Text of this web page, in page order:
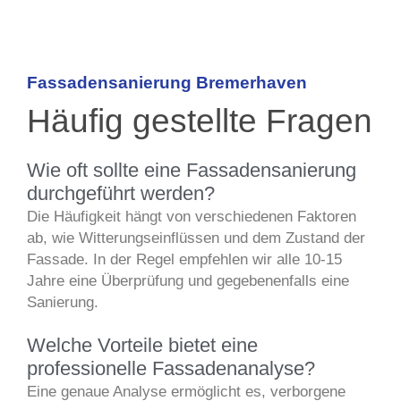
Fassadensanierung Bremerhaven
Häufig gestellte Fragen
Wie oft sollte eine Fassadensanierung
durchgeführt werden?
Die Häufigkeit hängt von verschiedenen Faktoren
ab, wie Witterungseinflüssen und dem Zustand der
Fassade. In der Regel empfehlen wir alle 10-15
Jahre eine Überprüfung und gegebenenfalls eine
Sanierung.
Welche Vorteile bietet eine
professionelle Fassadenanalyse?
Eine genaue Analyse ermöglicht es, verborgene